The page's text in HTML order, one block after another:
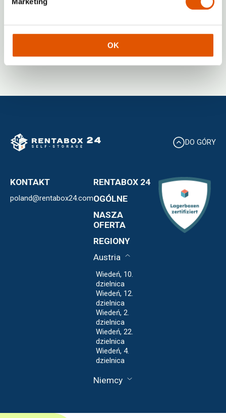
OK
Polska
DO GÓRY
KONTAKT
poland@rentabox24.com
RENTABOX 24
Expansja
Informacje o nas
OGÓLNE
Kontakt
OWU
Prywatności
Regulamin
NASZA
OFERTA
Blog
REGIONY
Austria
Wiedeń, 10.
dzielnica
Wiedeń, 12.
dzielnica
Wiedeń, 2.
dzielnica
Wiedeń, 22.
dzielnica
Wiedeń, 4.
dzielnica
Niemcy